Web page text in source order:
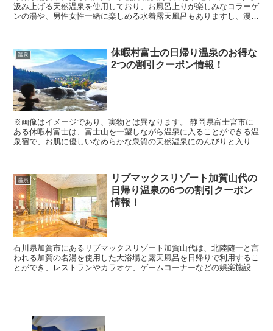
汲み上げる天然温泉を使用しており、お風呂上りが楽しみなコラーゲ
ンの湯や、男性女性一緒に楽しめる水着露天風呂もありますし、漫画
温泉
休暇村富士の日帰り温泉のお得な
2つの割引クーポン情報！
※画像はイメージであり、実物とは異なります。 静岡県富士宮市に
ある休暇村富士は、富士山を一望しながら温泉に入ることができる温
泉宿で、お肌に優しいなめらかな泉質の天然温泉にのんびりと入りな
温泉
リブマックスリゾート加賀山代の
日帰り温泉の6つの割引クーポン
情報！
石川県加賀市にあるリブマックスリゾート加賀山代は、北陸随一と言
われる加賀の名湯を使用した大浴場と露天風呂を日帰りで利用するこ
とができ、レストランやカラオケ、ゲームコーナーなどの娯楽施設も